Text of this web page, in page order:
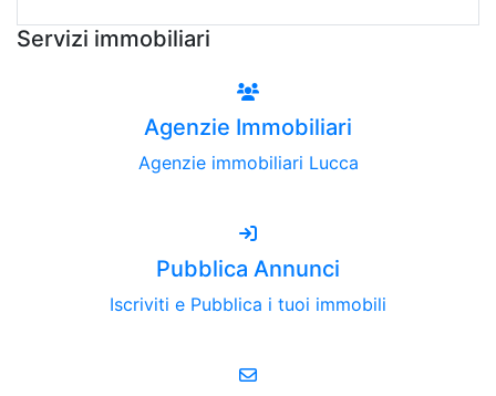
Servizi immobiliari
Agenzie Immobiliari
Agenzie immobiliari Lucca
Pubblica Annunci
Iscriviti e Pubblica i tuoi immobili